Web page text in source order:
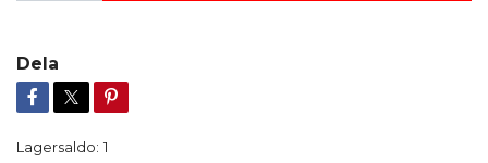
Dela
Lagersaldo: 1